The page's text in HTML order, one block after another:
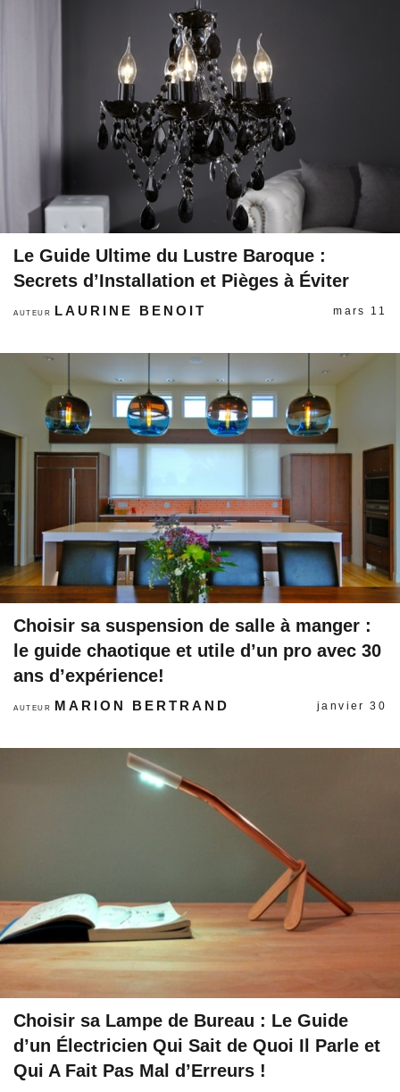
Le Guide Ultime du Lustre Baroque :
Secrets d’Installation et Pièges à Éviter
AUTEUR LAURINE BENOIT mars 11
Choisir sa suspension de salle à manger :
le guide chaotique et utile d’un pro avec 30
ans d’expérience!
AUTEUR MARION BERTRAND janvier 30
Choisir sa Lampe de Bureau : Le Guide
d’un Électricien Qui Sait de Quoi Il Parle et
Qui A Fait Pas Mal d’Erreurs !